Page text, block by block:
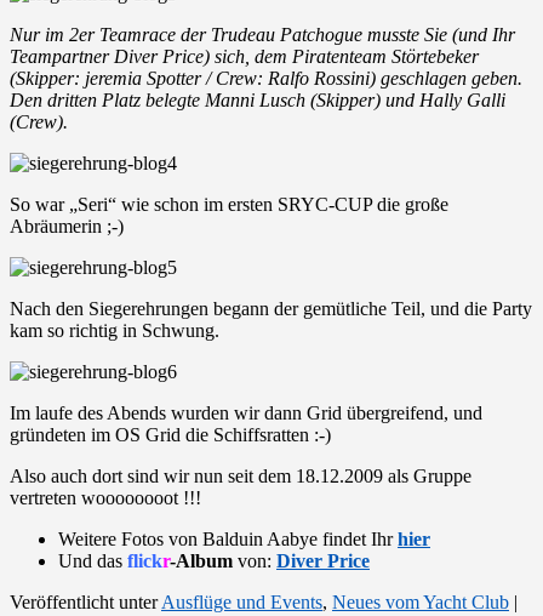
Nur im 2er Teamrace der Trudeau Patchogue musste Sie (und Ihr
Teampartner Diver Price) sich, dem Piratenteam Störtebeker
(Skipper: jeremia Spotter / Crew: Ralfo Rossini) geschlagen geben.
Den dritten Platz belegte Manni Lusch (Skipper) und Hally Galli
(Crew).
So war „Seri“ wie schon im ersten SRYC-CUP die große
Abräumerin ;-)
Nach den Siegerehrungen begann der gemütliche Teil, und die Party
kam so richtig in Schwung.
Im laufe des Abends wurden wir dann Grid übergreifend, und
gründeten im OS Grid die Schiffsratten :-)
Also auch dort sind wir nun seit dem 18.12.2009 als Gruppe
vertreten woooooooot !!!
Weitere Fotos von Balduin Aabye findet Ihrhier
Und das flickr-Album von: Diver Price
Veröffentlicht unter Ausflüge und Events, Neues vom Yacht Club |